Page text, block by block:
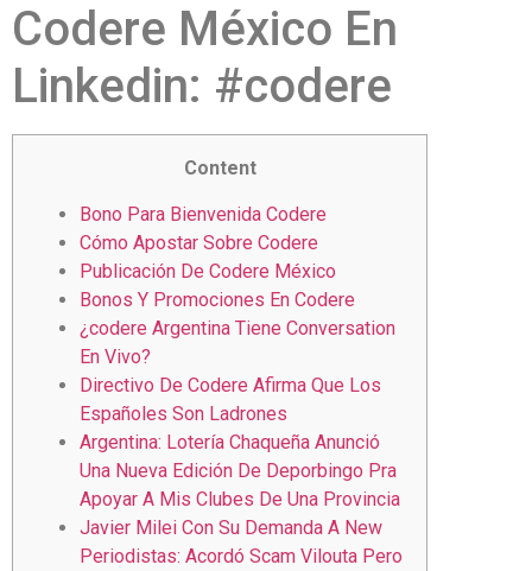
Codere México En
Linkedin: #codere
Content
Bono Para Bienvenida Codere
Cómo Apostar Sobre Codere
Publicación De Codere México
Bonos Y Promociones En Codere
¿codere Argentina Tiene Conversation
En Vivo?
Directivo De Codere Afirma Que Los
Españoles Son Ladrones
Argentina: Lotería Chaqueña Anunció
Una Nueva Edición De Deporbingo Pra
Apoyar A Mis Clubes De Una Provincia
Javier Milei Con Su Demanda A New
Periodistas: Acordó Scam Vilouta Pero